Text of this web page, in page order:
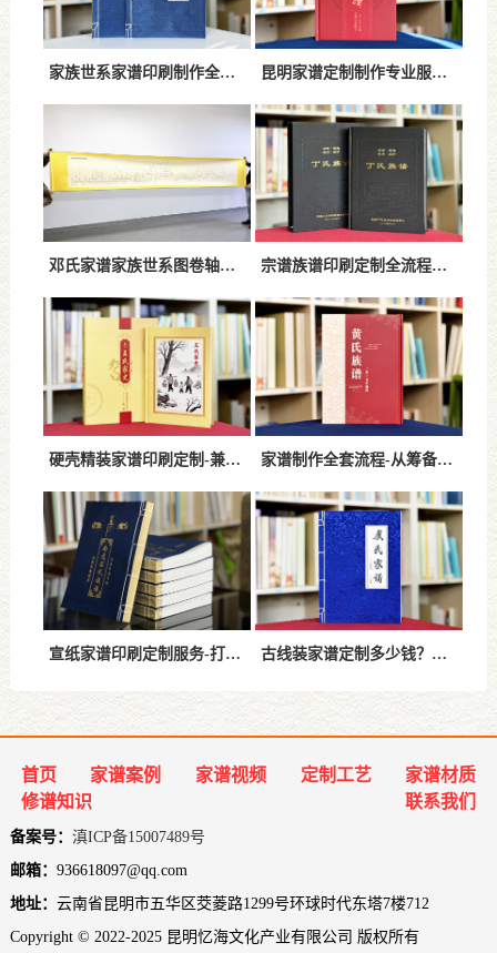
家族世系家谱印刷制作全流程-专业世系图绘制与定制服务 昆明家谱定制制作专业服务指南一站式家谱设计印刷解决方案
邓氏家谱家族世系图卷轴定制设计方案-高端传承与文化展示新形式 宗谱族谱印刷定制全流程解析-高品质家谱设计印刷服务指南
硬壳精装家谱印刷定制-兼顾耐用性与文化传承的高端家谱方案 家谱制作全套流程-从筹备到印刷成册的修谱指南
宣纸家谱印刷定制服务-打造可长期保存的高品质家 古线装家谱定制多少钱？一文讲清价格构成与省钱方案
首页 家谱案例 家谱视频 定制工艺
家谱材质
修谱知识
联系我们
备案号： 滇ICP备15007489号
邮箱： 936618097@qq.com
地址： 云南省昆明市五华区茭菱路1299号环球时代东塔7楼712
Copyright © 2022-2025 昆明忆海文化产业有限公司 版权所有